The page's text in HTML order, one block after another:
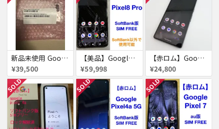
新品未使用 Google pixel8a SiMフリー
¥39,500
【美品】Google Pixel8 Pro 512GB 赤ロム
¥59,998
【赤ロム】Google Pixel 7a チャコール docomo版 付属品完備
¥24,800
SOLD SOLD SOLD